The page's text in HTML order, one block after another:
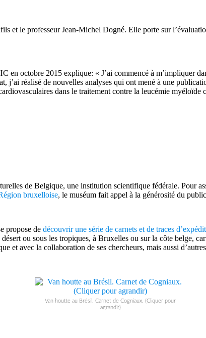
et le professeur Jean-Michel Dogné. Elle porte sur
en octobre 2015 explique: « J’ai commencé à m’impliquer
réalisé de nouvelles analyses qui ont mené à une
dans le traitement contre la leucémie myéloïde
de Belgique, une institution scientifique fédérale. Pour
bruxelloise, le muséum fait appel à la générosité du
propose de découvrir une série de carnets et de traces
ou sous les tropiques, à Bruxelles ou sur la côte belge,
et avec la collaboration de ses chercheurs, mais aussi
Van houtte au Brésil. Carnet de Cogniaux. (Cliquer pour
agrandir)